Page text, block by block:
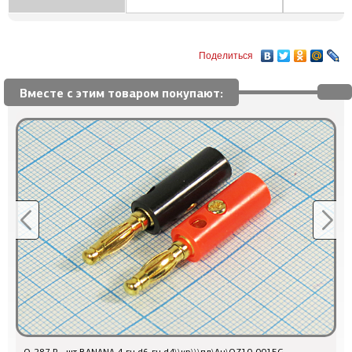
Поделиться
Вместе с этим товаром покупают: